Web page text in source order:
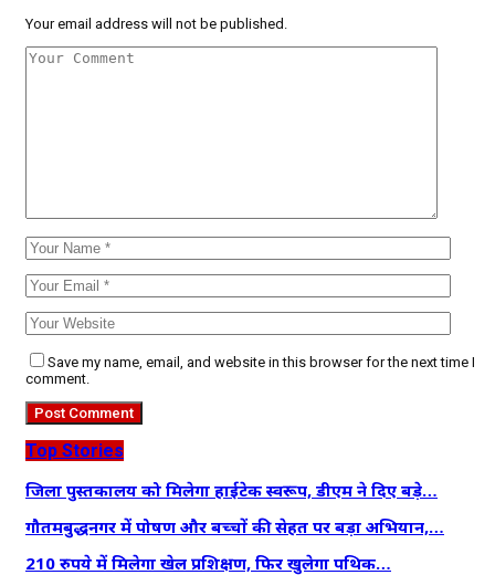
Your email address will not be published.
Save my name, email, and website in this browser for the next time I
comment.
Top Stories
जिला पुस्तकालय को मिलेगा हाईटेक स्वरूप, डीएम ने दिए बड़े…
गौतमबुद्धनगर में पोषण और बच्चों की सेहत पर बड़ा अभियान,…
210 रुपये में मिलेगा खेल प्रशिक्षण, फिर खुलेगा पथिक…